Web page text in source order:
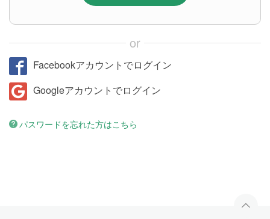
or
Facebookアカウントでログイン
Googleアカウントでログイン
パスワードを忘れた方はこちら